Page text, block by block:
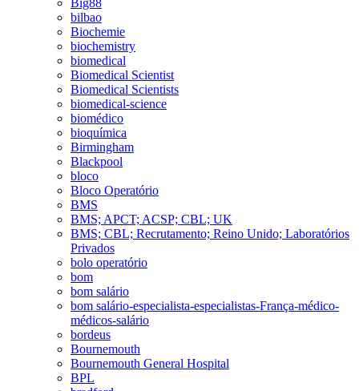
bilbao
Biochemie
biochemistry
biomedical
Biomedical Scientist
Biomedical Scientists
biomedical-science
biomédico
bioquímica
Birmingham
Blackpool
bloco
Bloco Operatório
BMS
BMS; APCT; ACSP; CBL; UK
BMS; CBL; Recrutamento; Reino Unido; Laboratórios
Privados
bolo operatório
bom
bom salário
bom salário-especialista-especialistas-França-médico-
médicos-salário
bordeus
Bournemouth
Bournemouth General Hospital
BPL